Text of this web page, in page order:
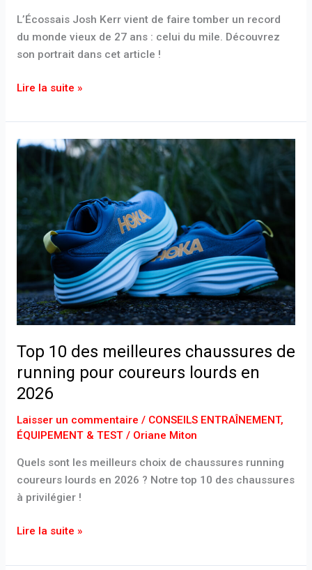
L’Écossais Josh Kerr vient de faire tomber un record
du monde vieux de 27 ans : celui du mile. Découvrez
son portrait dans cet article !
Lire la suite »
Top 10 des meilleures chaussures de
running pour coureurs lourds en
2026
Laisser un commentaire / CONSEILS ENTRAÎNEMENT,
ÉQUIPEMENT & TEST/ Oriane Miton
Quels sont les meilleurs choix de chaussures running
coureurs lourds en 2026 ? Notre top 10 des chaussures
à privilégier !
Top
des
meilleures
chaussures
de
running
coureurs
lourds
en
Lire la suite »